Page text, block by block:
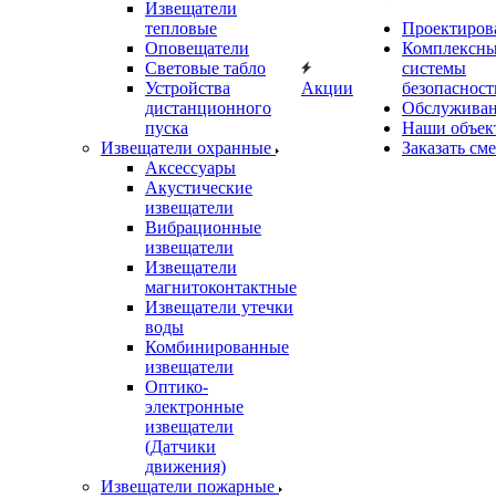
Извещатели
тепловые
Оповещатели
Световые табло
Устройства
дистанционного
пуска
Извещатели охранные
Аксессуары
Акустические
извещатели
Вибрационные
извещатели
Извещатели
магнитоконтактные
Извещатели утечки
воды
Комбинированные
извещатели
Оптико-
электронные
извещатели
(Датчики
движения)
Извещатели пожарные
Акции
системы
Наши
Заказать